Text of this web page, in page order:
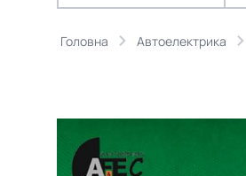
Головна Автоелектрика